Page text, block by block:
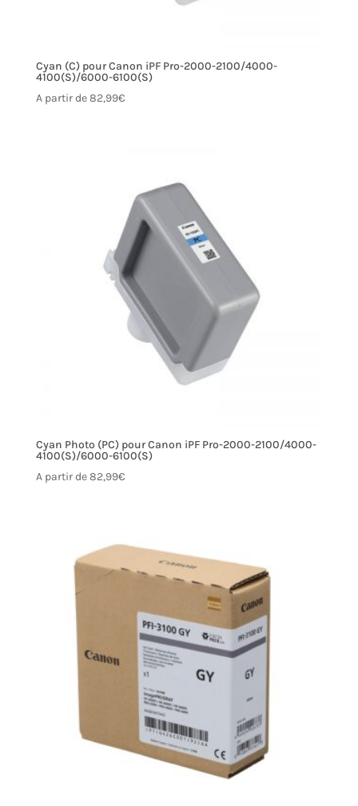
Cyan (C) pour Canon iPF Pro-2000-2100/4000-
4100(S)/6000-6100(S)
A partir de82,99€
Cyan Photo (PC) pour Canon iPF Pro-2000-2100/4000-
4100(S)/6000-6100(S)
A partir de82,99€